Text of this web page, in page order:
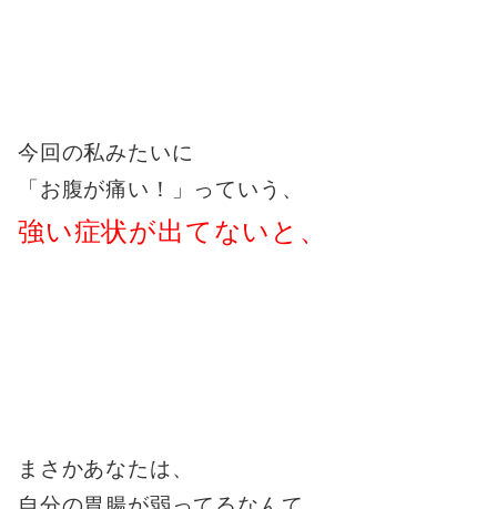
今回の私みたいに
「お腹が痛い！」
っていう、
強い症状が出てないと、
まさかあなたは、